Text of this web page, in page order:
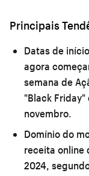
Principais
Datas de
agora
semana de
"Black
novembro.
Domínio do
receita online
2024,